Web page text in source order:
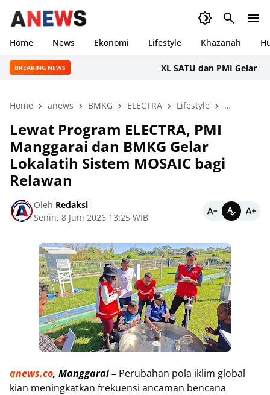
Home News Ekonomi Lifestyle Khazanah
BREAKING NEWS XL SATU dan PMI Gelar Donor
Home anews BMKG ELECTRA Lifestyle Manggarai
Lewat Program ELECTRA, PMI
Manggarai dan BMKG Gelar
Lokalatih Sistem MOSAIC bagi
Relawan
Oleh Redaksi
Senin, 8 Juni 2026 13:25 WIB
anews.co, Manggarai – Perubahan pola iklim global
kian meningkatkan frekuensi ancaman bencana